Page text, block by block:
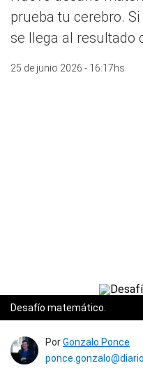
prueba tu cerebro.
se llega al resultado
25 de junio 2026 - 16:17hs
Desafío matemático.
PorGonzalo Ponce